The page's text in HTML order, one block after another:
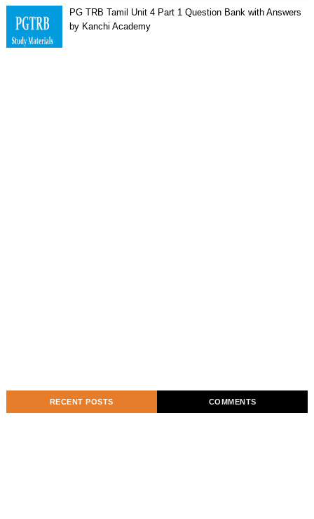
PG TRB Tamil Unit 4 Part 1 Question Bank with Answers
by Kanchi Academy
RECENT POSTS COMMENTS